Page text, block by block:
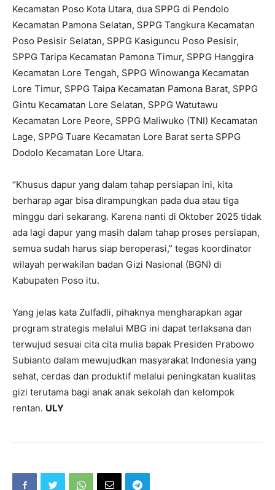
Kecamatan Poso Kota Utara, dua SPPG di Pendolo
Kecamatan Pamona Selatan, SPPG Tangkura Kecamatan
Poso Pesisir Selatan, SPPG Kasiguncu Poso Pesisir,
SPPG Taripa Kecamatan Pamona Timur, SPPG Hanggira
Kecamatan Lore Tengah, SPPG Winowanga Kecamatan
Lore Timur, SPPG Taipa Kecamatan Pamona Barat, SPPG
Gintu Kecamatan Lore Selatan, SPPG Watutawu
Kecamatan Lore Peore, SPPG Maliwuko (TNI) Kecamatan
Lage, SPPG Tuare Kecamatan Lore Barat serta SPPG
Dodolo Kecamatan Lore Utara.
“Khusus dapur yang dalam tahap persiapan ini, kita
berharap agar bisa dirampungkan pada dua atau tiga
minggu dari sekarang. Karena nanti di Oktober 2025 tidak
ada lagi dapur yang masih dalam tahap proses persiapan,
semua sudah harus siap beroperasi,” tegas koordinator
wilayah perwakilan badan Gizi Nasional (BGN) di
Kabupaten Poso itu.
Yang jelas kata Zulfadli, pihaknya mengharapkan agar
program strategis melalui MBG ini dapat terlaksana dan
terwujud sesuai cita cita mulia bapak Presiden Prabowo
Subianto dalam mewujudkan masyarakat Indonesia yang
sehat, cerdas dan produktif melalui peningkatan kualitas
gizi terutama bagi anak anak sekolah dan kelompok
rentan. ULY